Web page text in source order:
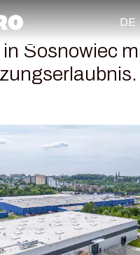
DE
in Sosnowiec